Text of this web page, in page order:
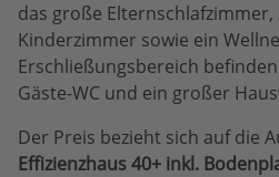
das große Elternschlafzimmer,
Kinderzimmer sowie ein
Erschließungsbereich
Gäste-WC und ein großer
Der Preis bezieht sich auf die
Effizienzhaus 40+ inkl.